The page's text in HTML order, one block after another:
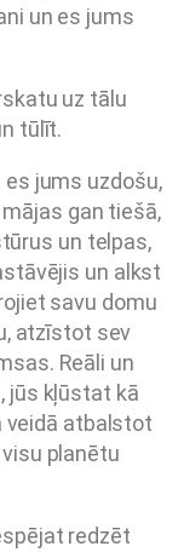
un es jums
uz tālu
tūlīt.
es jums uzdošu,
gan tiešā,
un telpas,
un alkst
savu domu
atzīstot sev
Reāli un
jūs kļūstat kā
veidā atbalstot
planētu
redzēt